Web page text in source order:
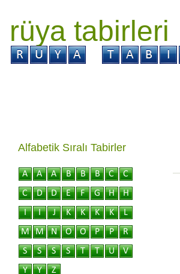
rüya tabirleri
Alfabetik Sıralı Tabirler